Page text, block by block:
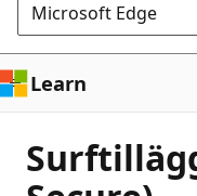
Microsoft Edge
Learn